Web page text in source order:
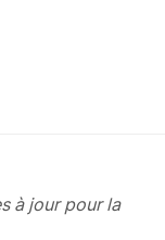
à jour pour la